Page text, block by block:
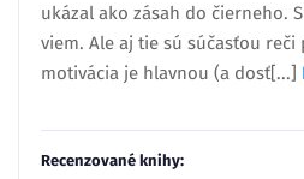
ukázal ako zásah do čierneho.
viem. Ale aj tie sú súčasťou reči
motivácia je hlavnou (a dosť[...]
Recenzované knihy: